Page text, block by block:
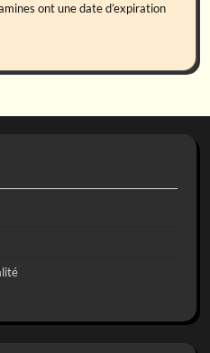
ont une date d’expiration